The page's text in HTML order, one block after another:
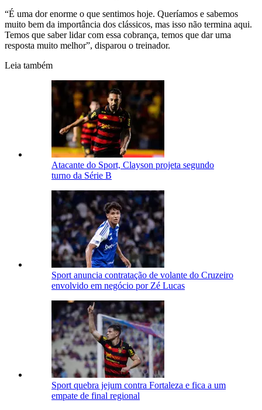
“É uma dor enorme o que sentimos hoje. Queríamos e sabemos
muito bem da importância dos clássicos, mas isso não termina aqui.
Temos que saber lidar com essa cobrança, temos que dar uma
resposta muito melhor”, disparou o treinador.
Leia também
Atacante do Sport, Clayson projeta segundo
turno da Série B
Sport anuncia contratação de volante do Cruzeiro
envolvido em negócio por Zé Lucas
Sport quebra jejum contra Fortaleza e fica a um
empate de final regional